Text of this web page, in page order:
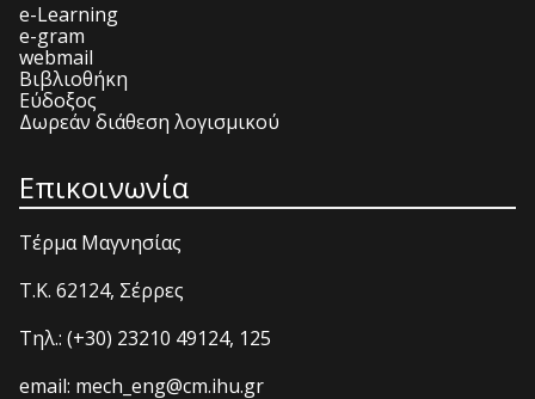
e-Learning
e-gram
webmail
Βιβλιοθήκη
Εύδοξος
Δωρεάν διάθεση λογισμικού
Επικοινωνία
Τέρμα Μαγνησίας
T.K. 62124, Σέρρες
Τηλ.: (+30) 23210 49124, 125
email: mech_eng@cm.ihu.gr